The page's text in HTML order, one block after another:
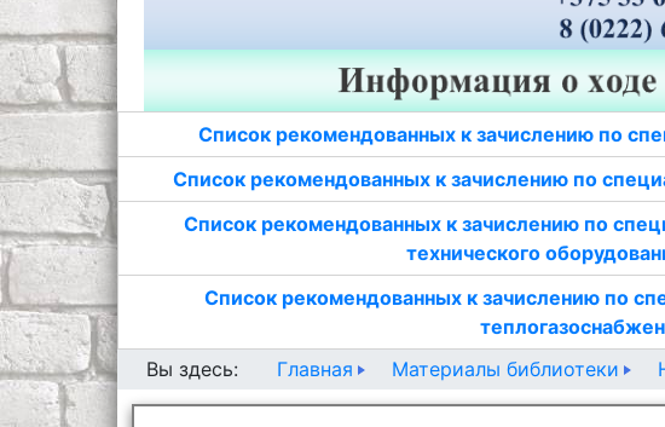
Список рекомендованных к зачислению по
Список рекомендованных к зачислению по
Список рекомендованных к зачислению по
технического
Список рекомендованных к зачислению по
Вы здесь:
Главная Материалы библиотеки